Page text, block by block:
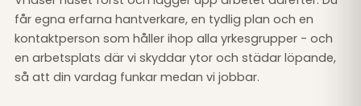
får egna erfarna hantverkare, en tydlig plan och en
kontaktperson som håller ihop alla yrkesgrupper - och
en arbetsplats där vi skyddar ytor och städar löpande,
så att din vardag funkar medan vi jobbar.